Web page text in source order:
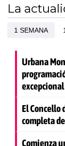
La
1 SEMANA
Urbana
excepcional
El Concello
completa
Comienza